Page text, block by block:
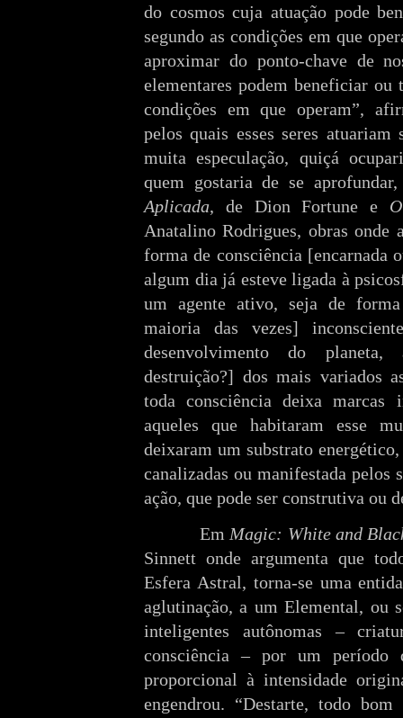
do cosmos cuja atuação pode
segundo as condições em que
aproximar do ponto-chave de
elementares podem beneficiar ou
condições em que operam”,
pelos quais esses seres
muita especulação, quiçá
quem gostaria de se
Aplicada, de Dion Fortune e
Anatalino Rodrigues, obras onde
forma de consciência [encarnada
algum dia já esteve ligada à
um agente ativo, seja de
maioria das vezes]
desenvolvimento do
destruição?] dos mais variados
toda consciência deixa marcas
aqueles que habitaram esse
deixaram um substrato
canalizadas ou manifestada pelos
ação, que pode ser construtiva ou
EmMagic: White and
Sinnett onde argumenta que
Esfera Astral, torna-se uma
aglutinação, a um Elemental, ou
inteligentes autônomas –
consciência – por um período
proporcional à intensidade
engendrou. “Destarte, todo bom